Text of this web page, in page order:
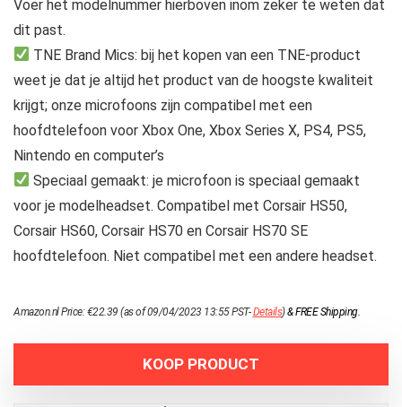
Voer het modelnummer hierboven inom zeker te weten dat
dit past.
TNE Brand Mics: bij het kopen van een TNE-product
weet je dat je altijd het product van de hoogste kwaliteit
krijgt; onze microfoons zijn compatibel met een
hoofdtelefoon voor Xbox One, Xbox Series X, PS4, PS5,
Nintendo en computer’s
Speciaal gemaakt: je microfoon is speciaal gemaakt
voor je modelheadset. Compatibel met Corsair HS50,
Corsair HS60, Corsair HS70 en Corsair HS70 SE
hoofdtelefoon. Niet compatibel met een andere headset.
Amazon.nl Price:€22.39 (as of 09/04/2023 13:55 PST-Details)&FREE Shipping.
KOOP PRODUCT